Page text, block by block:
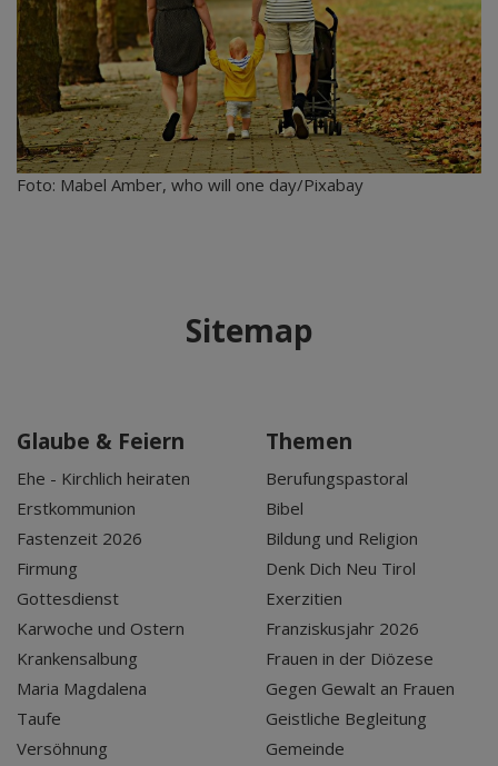
Foto: Mabel Amber, who will one day/Pixabay
Sitemap
Glaube & Feiern
Ehe - Kirchlich heiraten
Erstkommunion
Fastenzeit 2026
Firmung
Gottesdienst
Karwoche und Ostern
Krankensalbung
Maria Magdalena
Taufe
Versöhnung
Themen
Berufungspastoral
Bibel
Bildung und Religion
Denk Dich Neu Tirol
Exerzitien
Franziskusjahr 2026
Frauen in der Diözese
Gegen Gewalt an Frauen
Geistliche Begleitung
Gemeinde